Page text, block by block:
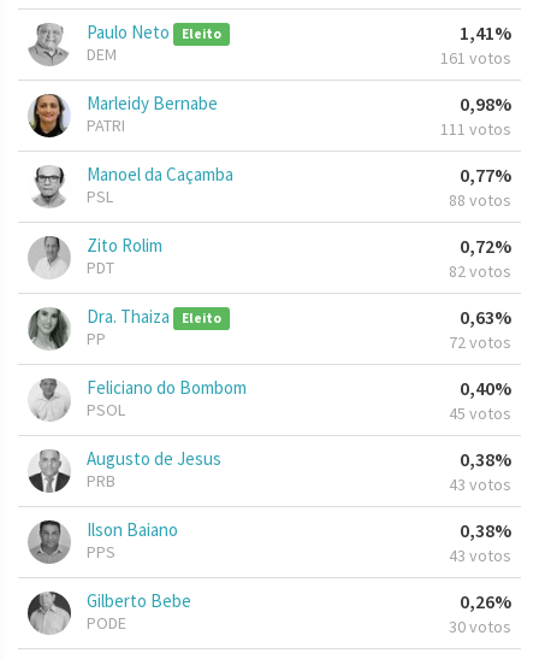
Paulo Neto Eleito
DEM
1,41%
161 votos
Marleidy Bernabe
PATRI
0,98%
111 votos
Manoel da Caçamba
PSL
0,77%
88 votos
Zito Rolim
PDT
0,72%
82 votos
Dra. Thaiza Eleito
PP
0,63%
72 votos
Feliciano do Bombom
PSOL
0,40%
45 votos
Augusto de Jesus
PRB
0,38%
43 votos
Ilson Baiano
PPS
0,38%
43 votos
Gilberto Bebe
PODE
0,26%
30 votos